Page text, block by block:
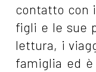
contatto con
figli e le sue
lettura, i
famiglia ed